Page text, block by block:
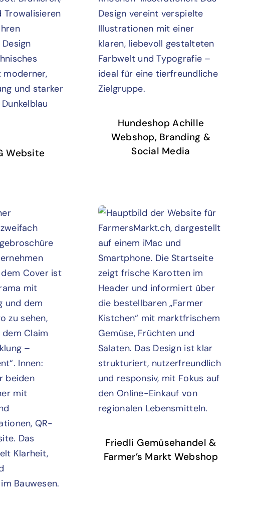
Website
Hundeshop Achille
Webshop, Branding &
Social Media
Friedli Gemüsehandel &
Farmer’s Markt Webshop